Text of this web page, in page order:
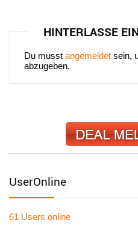
HINTERLASSE
Du musst angemeldet sein,
abzugeben.
UserOnline
61 Users online